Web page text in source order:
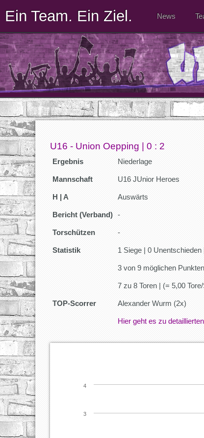
Ein Team. Ein Ziel. News
U16 - Union Oepping | 0 : 2
Ergebnis Niederlage
Mannschaft U16 JUnior Heroes
H | A Auswärts
Bericht (Verband) -
Torschützen -
Statistik 1 Siege | 0 Unentschieden
3 von 9 möglichen
7 zu 8 Toren | (= 5,00
TOP-Scorrer Alexander Wurm (2x)
Hier geht es zu
3
4